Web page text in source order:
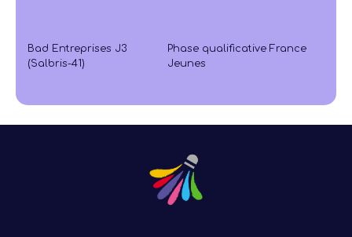
Bad Entreprises J3
(Salbris-41)
Phase qualificative France
Jeunes